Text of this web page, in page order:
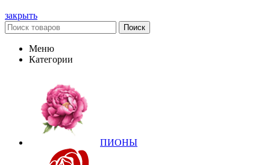
закрыть
Поиск
Меню
Категории
ПИОНЫ